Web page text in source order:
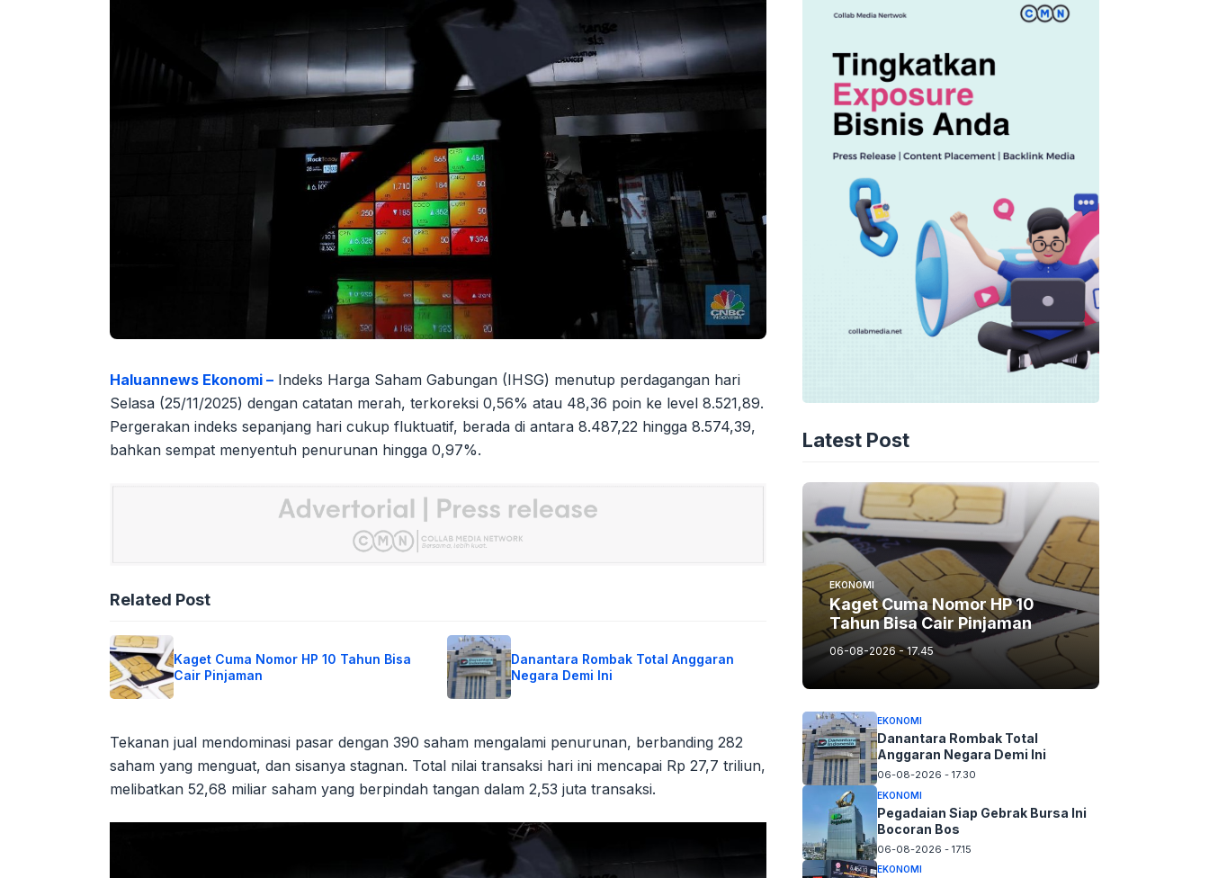
Haluannews Ekonomi – Indeks Harga Saham Gabungan (IHSG) menutup perdagangan hari
Selasa (25/11/2025) dengan catatan merah, terkoreksi 0,56% atau 48,36 poin ke level 8.521,89.
Pergerakan indeks sepanjang hari cukup fluktuatif, berada di antara 8.487,22 hingga 8.574,39,
bahkan sempat menyentuh penurunan hingga 0,97%.
Related Post
Kaget Cuma Nomor HP 10 Tahun Bisa
Cair Pinjaman
Danantara Rombak Total Anggaran
Negara Demi Ini
Tekanan jual mendominasi pasar dengan 390 saham mengalami penurunan, berbanding 282
saham yang menguat, dan sisanya stagnan. Total nilai transaksi hari ini mencapai Rp 27,7 triliun,
melibatkan 52,68 miliar saham yang berpindah tangan dalam 2,53 juta transaksi.
Latest Post
EKONOMI
Kaget Cuma Nomor HP 10
Tahun Bisa Cair Pinjaman
06-08-2026 - 17.45
EKONOMI
Danantara Rombak Total
Anggaran Negara Demi Ini
06-08-2026 - 17.30
EKONOMI
Pegadaian Siap Gebrak Bursa Ini
Bocoran Bos
06-08-2026 - 17.15
EKONOMI